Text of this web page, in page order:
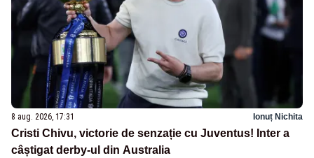
8 aug. 2026, 17:31 Ionuț Nichita
Cristi Chivu, victorie de senzație cu Juventus! Inter a
câștigat derby-ul din Australia